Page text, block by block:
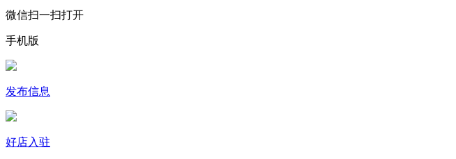
微信扫一扫打开
手机版
发布信息
好店入驻